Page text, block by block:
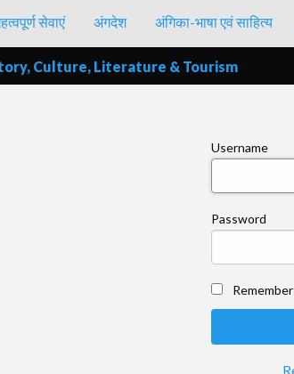
सेवाएं अंगदेश अंगिका-भाषा एवं साहित्य
Culture, Literature & Tourism
Username
Password